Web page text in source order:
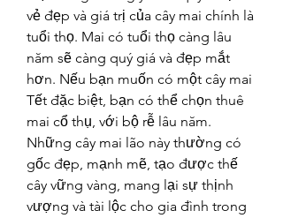
vẻ đẹp và giá trị của cây mai chính là
tuổi thọ. Mai có tuổi thọ càng lâu
năm sẽ càng quý giá và đẹp mắt
hơn. Nếu bạn muốn có một cây mai
Tết đặc biệt, bạn có thể chọn thuê
mai cổ thụ, với bộ rễ lâu năm.
Những cây mai lão này thường có
gốc đẹp, mạnh mẽ, tạo được thế
cây vững vàng, mang lại sự thịnh
vượng và tài lộc cho gia đình trong